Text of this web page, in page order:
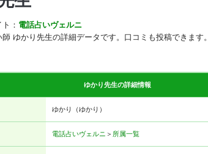
： 電話占いヴェルニ
師 ゆかり先生の詳細データです。口コミも投稿できます。
ゆかり先生の詳細情報
ゆかり（ゆかり）
電話占いヴェルニ ＞ 所属一覧